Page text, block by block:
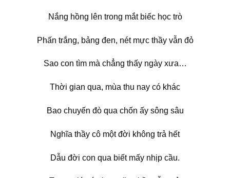
Nắng hồng lên trong mắt biếc học trò
Phấn trắng, bảng đen, nét mực thầy vẫn đỏ
Sao con tìm mà chẳng thấy ngày xưa…
Thời gian qua, mùa thu nay có khác
Bao chuyến đò qua chốn ấy sông sâu
Nghĩa thầy cô một đời không trả hết
Dẫu đời con qua biết mấy nhịp cầu.